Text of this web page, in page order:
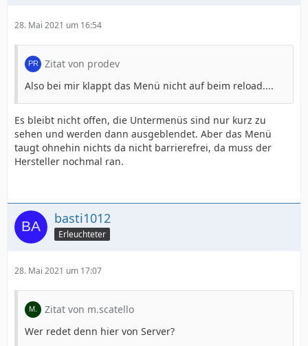
28. Mai 2021 um 16:54
Zitat von prodev
Also bei mir klappt das Menü nicht auf beim reload....
Es bleibt nicht offen, die Untermenüs sind nur kurz zu
sehen und werden dann ausgeblendet. Aber das Menü
taugt ohnehin nichts da nicht barrierefrei, da muss der
Hersteller nochmal ran.
basti1012
Erleuchteter
28. Mai 2021 um 17:07
Zitat von m.scatello
Wer redet denn hier von Server?